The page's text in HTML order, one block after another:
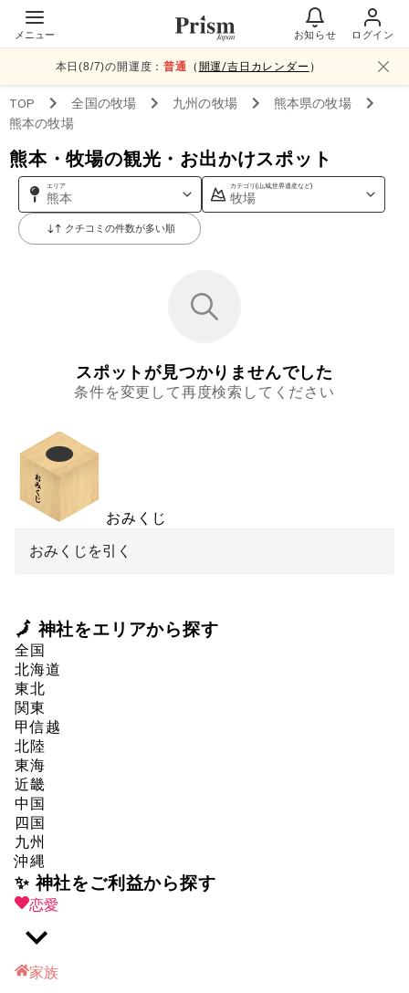
メニュー お知らせ ログイン
本日(8/7)の開運度：普通 （ 開運/吉日カレンダー ）
TOP 全国の牧場 九州の牧場 熊本県の牧場
熊本の牧場
熊本・牧場の観光・お出かけスポット
エリア
熊本
カテゴリ(山,城,世界遺産など)
牧場
クチコミの件数が多い順
スポットが見つかりませんでした
条件を変更して再度検索してください
おみくじ
おみくじを引く
🗾 神社をエリアから探す
全国
北海道
東北
関東
甲信越
北陸
東海
近畿
中国
四国
九州
沖縄
✨ 神社をご利益から探す
恋愛
家族